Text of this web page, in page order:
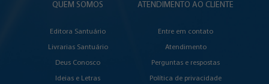
QUEM SOMOS
Editora Santuário
Livrarias Santuário
Deus Conosco
Ideias e Letras
ATENDIMENTO AO CLIENTE
Entre em contato
Atendimento
Perguntas e respostas
Política de privacidade